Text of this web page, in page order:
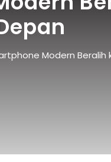
Modern Beralih